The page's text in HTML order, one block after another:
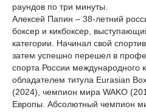
раундов по три минуты.
Алексей Папин – 38-летний
боксер и кикбоксер,
категории. Начинал свой
затем успешно перешел в
спорта России международного
обладателем титула Eurasian
(2024), чемпион мира WAKO
Европы. Абсолютный чемпион